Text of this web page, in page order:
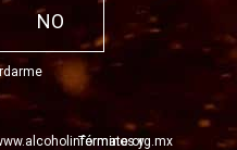
NO
Términos y